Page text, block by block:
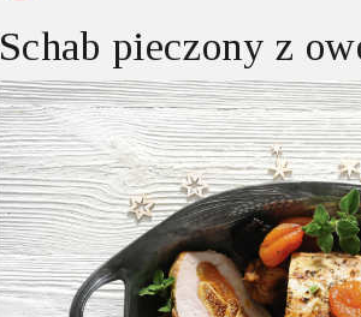
Schab pieczony z